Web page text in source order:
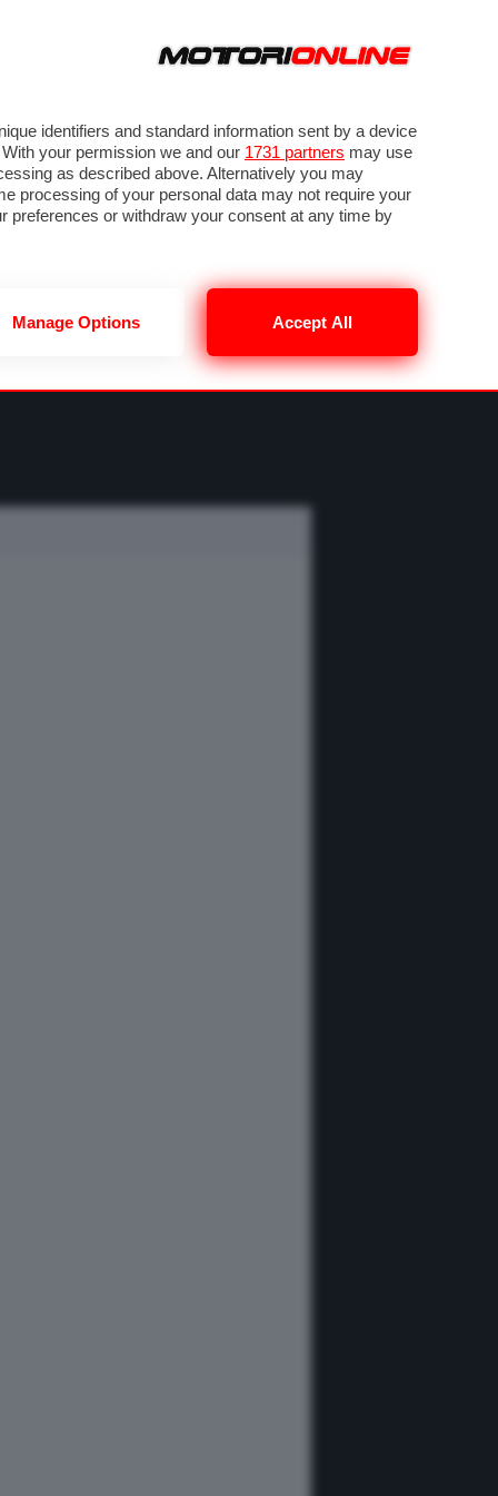
RENDERING PNEUMATICI TRAFFICO
identifiers and standard information sent by a device
your permission we and our 1731 partners may use
as described above. Alternatively you may
processing of your personal data may not require your
preferences or withdraw your consent at any time by
Manage Options Accept All